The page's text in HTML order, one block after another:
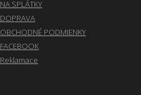
NA SPLÁTKY
DOPRAVA
OBCHODNÉ PODMIENKY
FACEBOOK
Reklamace